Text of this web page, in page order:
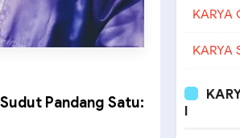
Sudut Pandang Satu:
KARYA
KARYA
I